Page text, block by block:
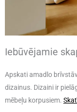
Iebūvējamie
Apskati amadlo
dizainus. Dizaini ir
mēbeļu korpusiem.